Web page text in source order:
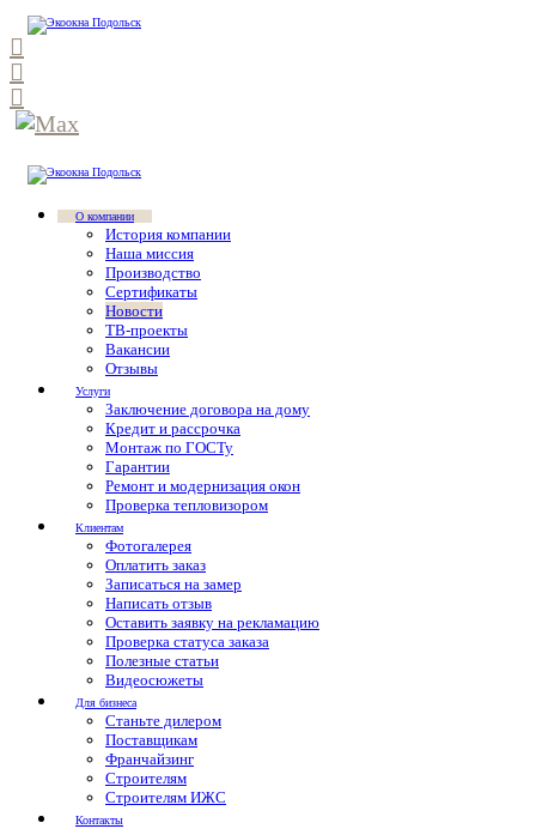
О компании
История компании
Наша миссия
Производство
Сертификаты
Новости
ТВ-проекты
Вакансии
Отзывы
Услуги
Заключение договора на дому
Кредит и рассрочка
Монтаж по ГОСТу
Гарантии
Ремонт и модернизация окон
Проверка тепловизором
Клиентам
Фотогалерея
Оплатить заказ
Записаться на замер
Написать отзыв
Оставить заявку на рекламацию
Проверка статуса заказа
Полезные статьи
Видеосюжеты
Для бизнеса
Станьте дилером
Поставщикам
Франчайзинг
Строителям
Строителям ИЖС
Контакты